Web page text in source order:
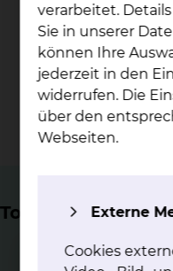
diagnostische und
Top Themen
verarbeitet.
Sie in unserer
können Ihre
jederzeit in den
widerrufen. Die
über den
Webseiten.
Externe
Cookies